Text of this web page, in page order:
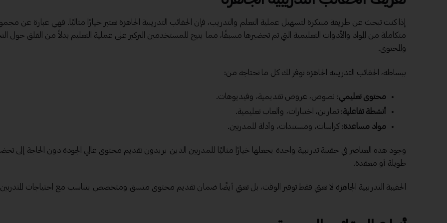
إذا كنت تبحث عن طريقة مبتكرة لتسهيل عملية التعلم والتدريب، فإن الحقائب التدريبية الجاهزة تعتبر خيارًا مثاليًا. فهي عبارة عن
متكاملة من المواد والأدوات التعليمية التي تم تحضيرها مسبقًا، مما يتيح للمستخدمين التركيز على عملية التعليم بدلاً من القلق حول
والمحتوى.
ببساطة، الحقائب التدريبية الجاهزة توفر لك كل ما تحتاجه من:
محتوى تعليمي: نصوص، عروض تقديمية، وفيديوهات.
أنشطة تفاعلية: تمارين، اختبارات، وألعاب تعليمية.
مواد مساعدة: كراسات، ومستندات، وأدلة للمدربين.
وجود هذه العناصر في حقيبة تدريبية واحدة يجعلها خيارًا مثاليًا للمدربين الذين يريدون تقديم محتوى عالي الجودة دون الحاجة إلى
طويلة أو معقدة.
الحقيبة التدريبية الجاهزة لا تعني فقط توفير الوقت، بل تعني أيضًا ضمان تقديم محتوى متسق ومتخصص يتناسب مع احتياجات